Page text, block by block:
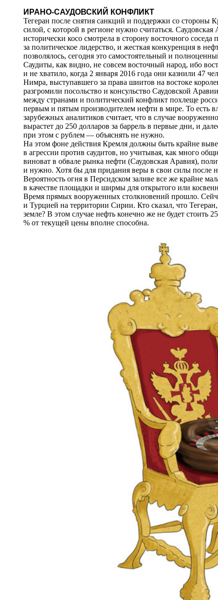
ИРАНО-САУДОВСКИЙ КОНФЛИКТ
Тегеран после снятия санкций и поддержки со стороны
силой, с которой в регионе нужно считаться.
исторически косо смотрела в сторону восточного
за политическое лидерство, и жесткая конкуренция в
позволялось, сегодня это самостоятельный и
Саудиты, как видно, не совсем восточный народ, ибо
и не хватило, когда 2 января 2016 года они казнили 47
Нимра, выступавшего за права шиитов на востоке
разгромили посольство и консульство Саудовской
между странами и политический конфликт похлеще
первым и пятым производителем нефти в мире. То есть
зарубежных аналитиков считает, что в случае
вырастет до 250 долларов за баррель в первые дни, и
при этом с рублем — объяснять не нужно.
На этом фоне действия Кремля должны быть крайне
в агрессии против саудитов, но учитывая, как много
виноват в обвале рынка нефти (Саудовская Аравия),
и нужно. Хотя бы для придания веры в свои силы после
Вероятность огня в Персидском заливе все же крайне
в качестве площадки и ширмы для открытого или
Время прямых вооруженных столкновений прошло.
и Турцией на территории Сирии. Кто сказал, что
земле? В этом случае нефть конечно же не будет стоить
% от текущей цены вполне способна.